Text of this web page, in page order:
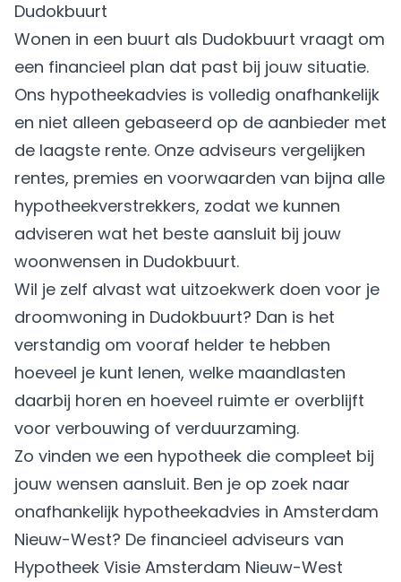
Dudokbuurt
Wonen in een buurt als Dudokbuurt vraagt om
een financieel plan dat past bij jouw situatie.
Ons hypotheekadvies is volledig onafhankelijk
en niet alleen gebaseerd op de aanbieder met
de laagste rente. Onze adviseurs vergelijken
rentes, premies en voorwaarden van bijna alle
hypotheekverstrekkers, zodat we kunnen
adviseren wat het beste aansluit bij jouw
woonwensen in Dudokbuurt.
Wil je zelf alvast wat uitzoekwerk doen voor je
droomwoning in Dudokbuurt? Dan is het
verstandig om vooraf helder te hebben
hoeveel je kunt lenen, welke maandlasten
daarbij horen en hoeveel ruimte er overblijft
voor verbouwing of verduurzaming.
Zo vinden we een hypotheek die compleet bij
jouw wensen aansluit. Ben je op zoek naar
onafhankelijk hypotheekadvies in Amsterdam
Nieuw-West? De financieel adviseurs van
Hypotheek Visie Amsterdam Nieuw-West